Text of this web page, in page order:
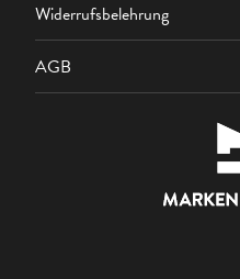
Widerrufsbelehrung
AGB